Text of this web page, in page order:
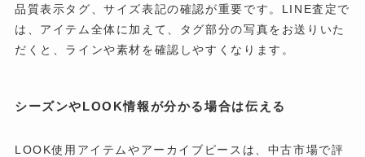
品質表示タグ、サイズ表記の確認が重要です。LINE査定で
は、アイテム全体に加えて、タグ部分の写真をお送りいた
だくと、ラインや素材を確認しやすくなります。
シーズンやLOOK情報が分かる場合は伝える
LOOK使用アイテムやアーカイブピースは、中古市場で評